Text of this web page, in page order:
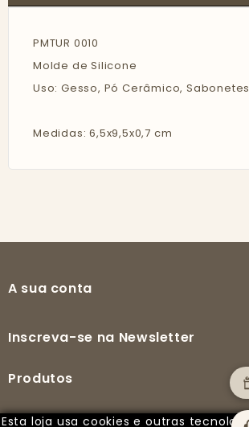
PMTUR 0010
Molde de Silicone
Uso: Gesso, Pó Cerâmico, Sabonetes
Medidas: 6,5x9,5x0,7 cm
A sua conta
Inscreva-se na Newsletter
Produtos
Esta loja usa cookies e outras tecnologias para